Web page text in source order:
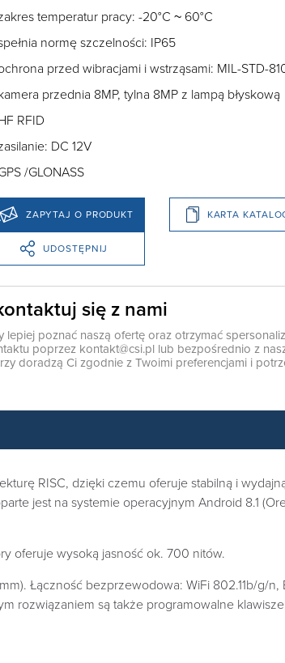
temperatur pracy: -20°C ~ 60°C
normę szczelności: IP65
przed wibracjami i wstrząsami: MIL-STD-
przednia 8MP, tylna 8MP z lampą błyskową
RFID
DC 12V
/GLONASS
ZAPYTAJ O PRODUKT KARTA
UDOSTĘPNIJ
się z nami
lepiej poznać naszą ofertę oraz otrzymać
poprzez kontakt@csi.pl lub bezpośrednio z
doradzą Ci zgodnie z Twoimi preferencjami i
RISC, dzięki czemu oferuje stabilną i
jest na systemie operacyjnym Android 8.1
oferuje wysoką jasność ok. 700 nitów.
Łączność bezprzewodowa: WiFi 802.11b/g/
rozwiązaniem są także programowalne